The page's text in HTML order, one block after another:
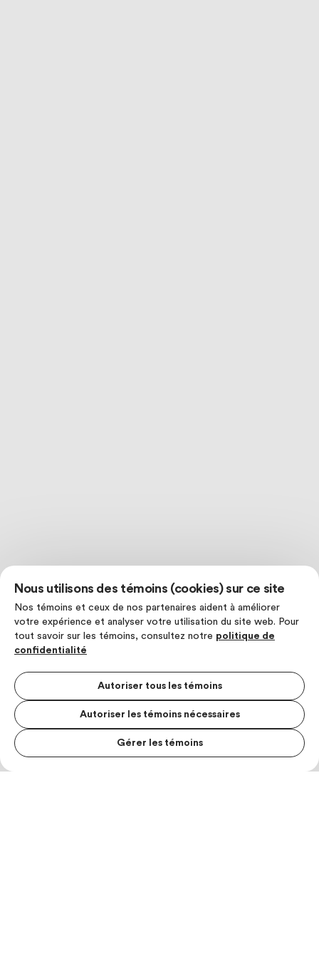
Nous utilisons des témoins (cookies) sur ce site
Nos témoins et ceux de nos partenaires aident à améliorer
votre expérience et analyser votre utilisation du site web. Pour
tout savoir sur les témoins, consultez notre politique de
confidentialité
Autoriser tous les témoins
Autoriser les témoins nécessaires
Gérer les témoins
MENU